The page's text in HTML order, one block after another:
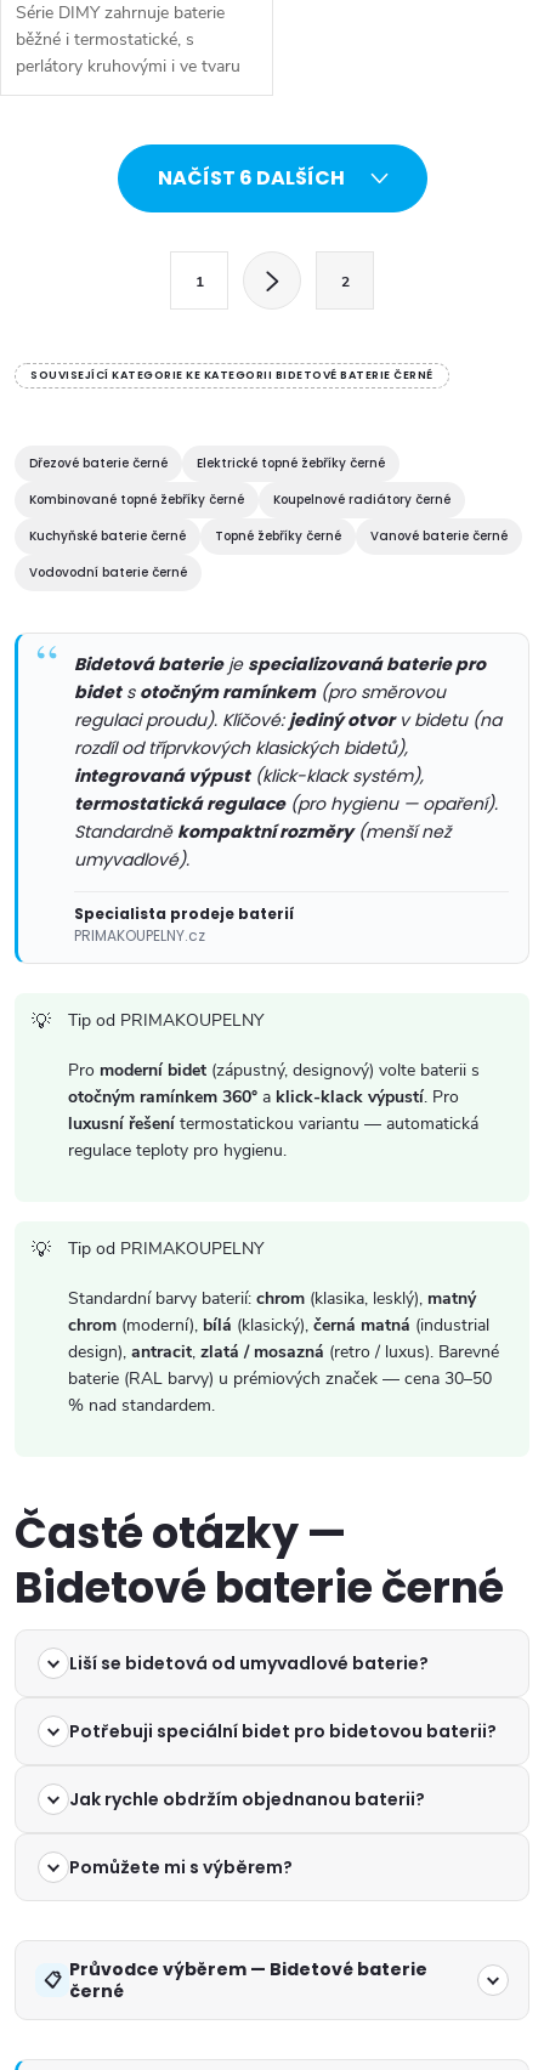
Série DIMY zahrnuje baterie
běžné i termostatické, s
perlátory kruhovými i ve tvaru
kaskády. Baterie se navíc
designem a kvalitou. Série:
DIMY • Šířka:...
d
c
p
v
i
u
NAČÍST 6 DALŠÍCH
á
o
v
á
n
1 2
SOUVISEJÍCÍ KATEGORIE KE KATEGORII BIDETOVÉ BATERIE ČERNÉ
Dřezové baterie černé
Elektrické topné žebříky černé
Kombinované topné žebříky černé
Koupelnové radiátory černé
Kuchyňské baterie černé
Topné žebříky černé
Vanové baterie černé
Vodovodní baterie černé
Bidetová baterieje specializovaná baterie pro
bidets otočným ramínkem(pro směrovou
regulaci proudu). Klíčové:jediný otvorv bidetu (na
rozdíl od tříprvkových klasických bidetů),
integrovaná výpust(klick-klack systém),
termostatická regulace(pro hygienu — opaření).
Standardně kompaktní rozměry(menší než
umyvadlové).
Specialista prodeje baterií
PRIMAKOUPELNY.cz
Tip od PRIMAKOUPELNY
Pro moderní bidet (zápustný, designový) volte baterii s
otočným ramínkem 360° a klick-klack výpustí. Pro
luxusní řešení termostatickou variantu — automatická
regulace teploty pro hygienu.
Tip od PRIMAKOUPELNY
Standardní barvy baterií: chrom (klasika, lesklý), matný
chrom (moderní), bílá (klasický), černá matná (industrial
design), antracit, zlatá / mosazná (retro / luxus). Barevné
baterie (RAL barvy) u prémiových značek — cena 30–50
% nad standardem.
Časté otázky —
Bidetové baterie černé
Liší se bidetová od umyvadlové baterie?
Potřebuji speciální bidet pro bidetovou baterii?
Jak rychle obdržím objednanou baterii?
Pomůžete mi s výběrem?
Průvodce výběrem — Bidetové baterie
černé